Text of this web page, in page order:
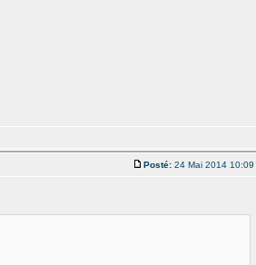
Posté: 24 Mai 2014 10:09